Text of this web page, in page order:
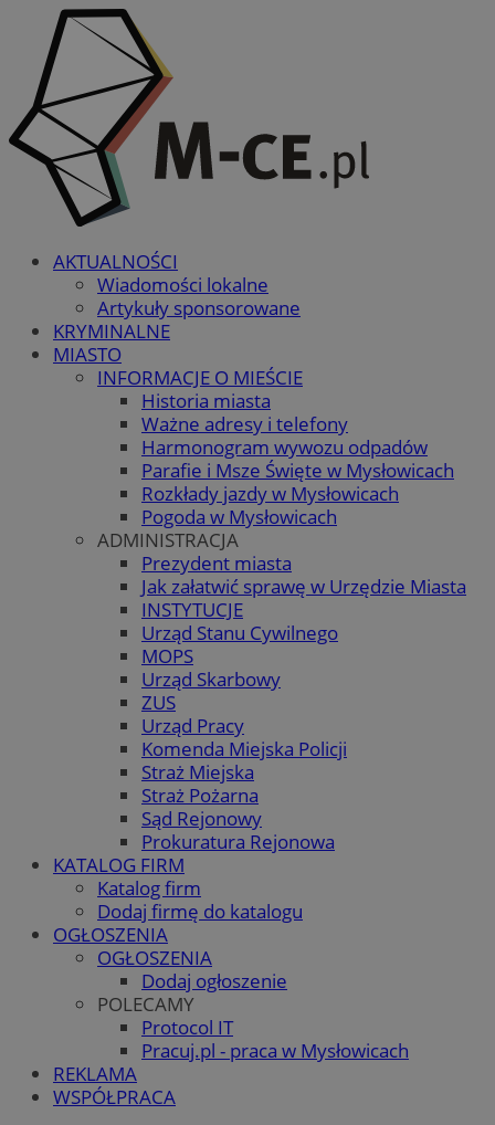
AKTUALNOŚCI
Wiadomości lokalne
Artykuły sponsorowane
KRYMINALNE
MIASTO
INFORMACJE O MIEŚCIE
Historia miasta
Ważne adresy i telefony
Harmonogram wywozu odpadów
Parafie i Msze Święte w Mysłowicach
Rozkłady jazdy w Mysłowicach
Pogoda w Mysłowicach
ADMINISTRACJA
Prezydent miasta
Jak załatwić sprawę w Urzędzie Miasta
INSTYTUCJE
Urząd Stanu Cywilnego
MOPS
Urząd Skarbowy
ZUS
Urząd Pracy
Komenda Miejska Policji
Straż Miejska
Straż Pożarna
Sąd Rejonowy
Prokuratura Rejonowa
KATALOG FIRM
Katalog firm
Dodaj firmę do katalogu
OGŁOSZENIA
OGŁOSZENIA
Dodaj ogłoszenie
POLECAMY
Protocol IT
Pracuj.pl - praca w Mysłowicach
REKLAMA
WSPÓŁPRACA